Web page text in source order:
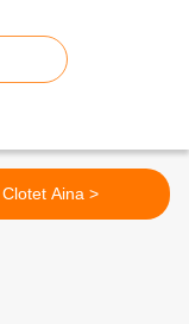
Clotet Aina >